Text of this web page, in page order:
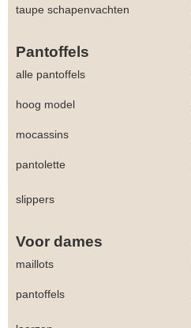
taupe schapenvachten
Pantoffels
alle pantoffels
hoog model
mocassins
pantolette
slippers
Voor dames
maillots
pantoffels